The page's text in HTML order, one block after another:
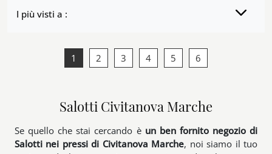
I più visti a :
1 2 3 4 5 6
Salotti Civitanova Marche
Se quello che stai cercando è un ben fornito negozio di
Salotti nei pressi di Civitanova Marche, noi siamo il tuo